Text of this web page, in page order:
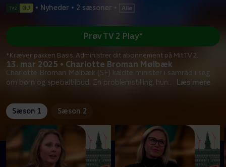
• Nyheder • 2 sæsoner •
13. mar 2025 • Charlotte Broman Mølbæk
Charlotte Broman Mølbæk (SF) kaldte minister i samråd i sag
om børn og specialtilbud. En problemstilling, hun... Læs mere
Prøv TV 2 Play*
*Kræver pakken Basis. Administrer dit abonnement på Mit TV 2.
Sæson 1 Sæson 2